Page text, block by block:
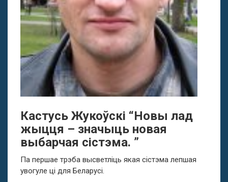
Кастусь Жукоўскі “Новы лад
жыцця – значыць новая
выбарчая сістэма. ”
Па першае трэба высветліць якая сістэма лепшая
увогуле ці для Беларусі.